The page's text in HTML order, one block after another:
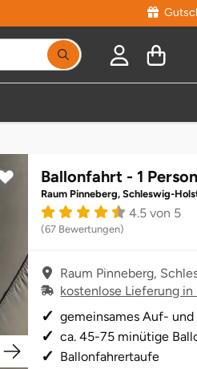
Ballonfahrt - 1 Person
Raum Pinneberg, Schleswig-
4.5 von 5
(67 Bewertungen)
Raum Pinneberg,
kostenlose Lieferung in
gemeinsames Auf- und
ca. 45-75 minütige
Ballonfahrertaufe